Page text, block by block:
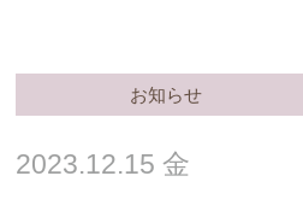
お知らせ
2023.12.15 金